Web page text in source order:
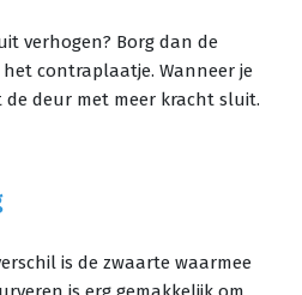
verhogen? Borg dan de
contraplaatje. Wanneer je
deur met meer kracht sluit.
is de zwaarte waarmee